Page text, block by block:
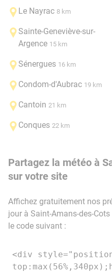
Le Nayrac 8 km
Sainte-Geneviève-sur-
Argence 15 km
Sénergues 16 km
Condom-d'Aubrac 19 km
Cantoin 21 km
Conques 22 km
Partagez la météo à
sur votre site
Affichez gratuitement nos
jour à Saint-Amans-des-
le code suivant :